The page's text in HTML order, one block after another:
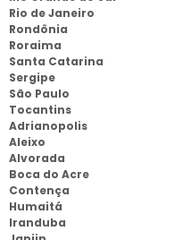
Rio de Janeiro
Rondônia
Roraima
Santa Catarina
Sergipe
São Paulo
Tocantins
Adrianopolis
Aleixo
Alvorada
Boca do Acre
Contença
Humaitá
Iranduba